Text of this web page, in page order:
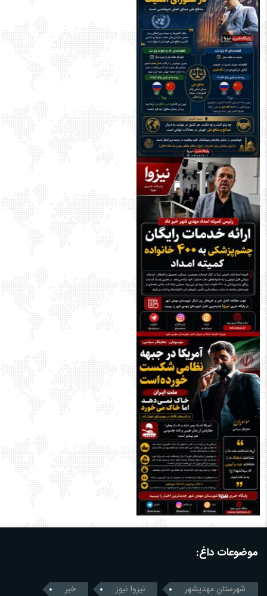
موضوعات داغ:
شهرستان مهدیشهر نیزوا نیوز خبر